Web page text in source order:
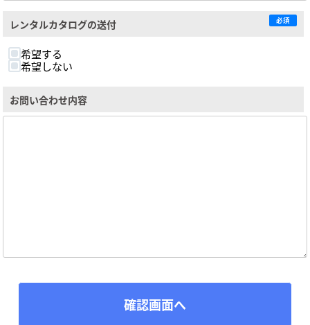
レンタルカタログの送付 必須
希望する
希望しない
お問い合わせ内容